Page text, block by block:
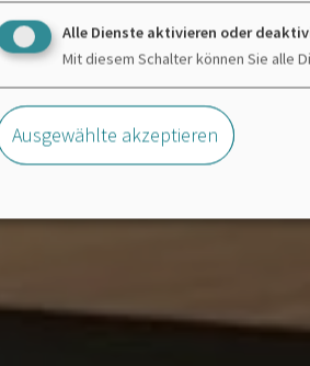
Alle Dienste aktivieren oder
Mit diesem Schalter können Sie alle
Ausgewählte akzeptieren